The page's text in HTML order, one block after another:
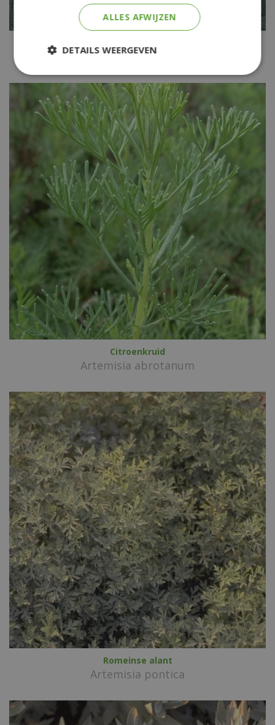
Artemisia schmidtiana 'Nana'
Citroenkruid
Artemisia abrotanum
Romeinse alant
Artemisia pontica
ALLES AFWIJZEN
DETAILS WEERGEVEN